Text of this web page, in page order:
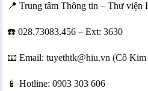
📍 Trung tâm Thông tin – Thư
☎️ 028.73083.456 – Ext: 3630
📧 Email: tuyethtk@hiu.vn (Cô Kim
📱 Hotline: 0903 303 606